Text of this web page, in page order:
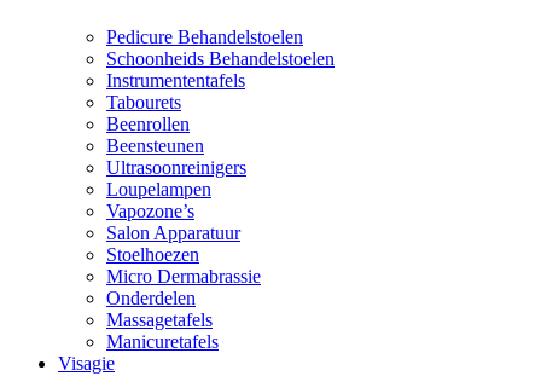
Pedicure Behandelstoelen
Schoonheids Behandelstoelen
Instrumententafels
Tabourets
Beenrollen
Beensteunen
Ultrasoonreinigers
Loupelampen
Vapozone’s
Salon Apparatuur
Stoelhoezen
Micro Dermabrassie
Onderdelen
Massagetafels
Manicuretafels
Visagie